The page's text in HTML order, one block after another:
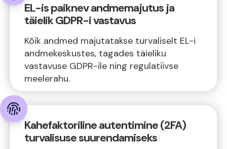
EL-is paiknev andmemajutus ja
täielik GDPR-i vastavus
Kõik andmed majutatakse turvaliselt EL-i
andmekeskustes, tagades täieliku
vastavuse GDPR-ile ning regulatiivse
meelerahu.
Kahefaktoriline autentimine (2FA)
turvalisuse suurendamiseks